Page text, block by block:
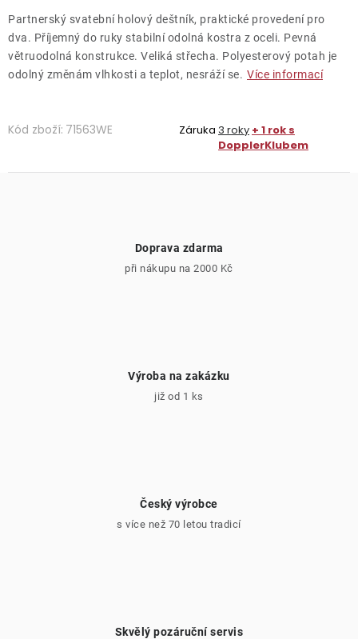
Partnerský svatební holový deštník, praktické provedení pro
dva. Příjemný do ruky stabilní odolná kostra z oceli. Pevná
větruodolná konstrukce. Veliká střecha. Polyesterový potah je
odolný změnám vlhkosti a teplot, nesráží se. Více informací
Kód zboží: 71563WE Záruka 3 roky + 1 rok s
DopplerKlubem
Doprava zdarma
při nákupu na 2000 Kč
Výroba na zakázku
již od 1 ks
Český výrobce
s více než 70 letou tradicí
Skvělý pozáruční servis